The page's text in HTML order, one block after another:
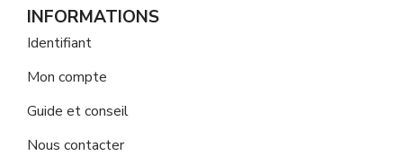
INFORMATIONS
Identifiant
Mon compte
Guide et conseil
Nous contacter